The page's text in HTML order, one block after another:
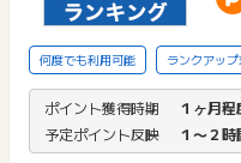
何度でも利用可能 ランクアップ
ポイント獲得時期
１ヶ月程
予定ポイント反映
１〜２